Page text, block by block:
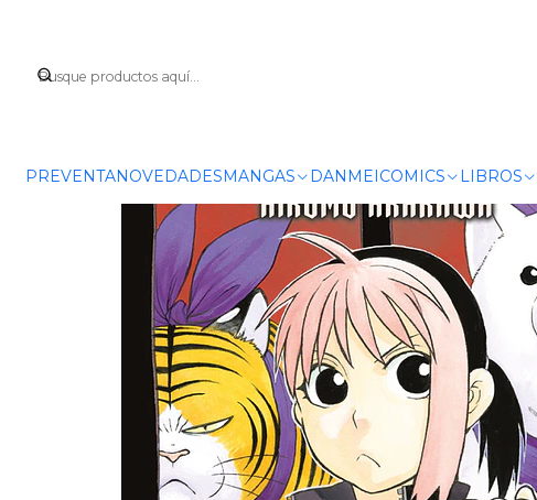
PREVENTANOVEDADESMANGAS DANMEICOMICS LIBROS